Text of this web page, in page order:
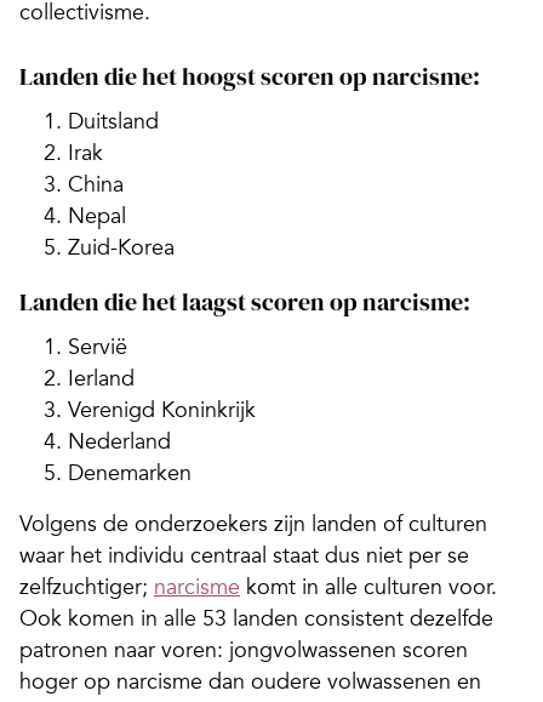
collectivisme.
Landen die het hoogst scoren op narcisme:
Duitsland
Irak
China
Nepal
Zuid-Korea
Landen die het laagst scoren op narcisme:
Servië
Ierland
Verenigd Koninkrijk
Nederland
Denemarken
Volgens de onderzoekers zijn landen of culturen
waar het individu centraal staat dus niet per se
zelfzuchtiger; narcisme komt in alle culturen voor.
Ook komen in alle 53 landen consistent dezelfde
patronen naar voren: jongvolwassenen scoren
hoger op narcisme dan oudere volwassenen en